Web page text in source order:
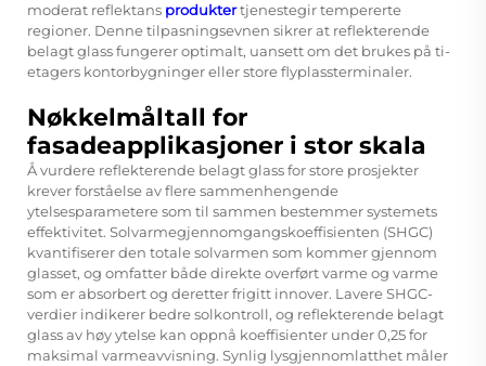
moderat reflektans produktertjenestegir tempererte
regioner. Denne tilpasningsevnen sikrer at reflekterende
belagt glass fungerer optimalt, uansett om det brukes på ti-
etagers kontorbygninger eller store flyplassterminaler.
Nøkkelmåltall for
fasadeapplikasjoner i stor skala
Å vurdere reflekterende belagt glass for store prosjekter
krever forståelse av flere sammenhengende
ytelsesparametere som til sammen bestemmer systemets
effektivitet. Solvarmegjennomgangskoeffisienten (SHGC)
kvantifiserer den totale solvarmen som kommer gjennom
glasset, og omfatter både direkte overført varme og varme
som er absorbert og deretter frigitt innover. Lavere SHGC-
verdier indikerer bedre solkontroll, og reflekterende belagt
glass av høy ytelse kan oppnå koeffisienter under 0,25 for
maksimal varmeavvisning. Synlig lysgjennomlatthet måler